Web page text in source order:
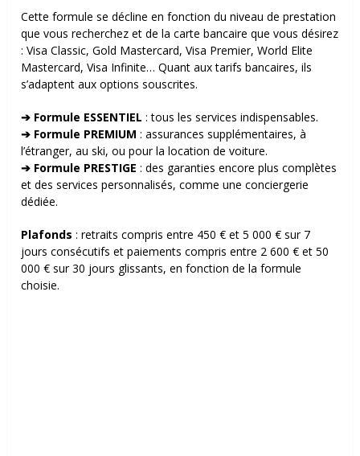
Cette formule se décline en fonction du niveau de prestation
que vous recherchez et de la carte bancaire que vous désirez
: Visa Classic, Gold Mastercard, Visa Premier, World Elite
Mastercard, Visa Infinite… Quant aux tarifs bancaires, ils
s’adaptent aux options souscrites.
➔ Formule ESSENTIEL : tous les services indispensables.
➔ Formule PREMIUM : assurances supplémentaires, à
l’étranger, au ski, ou pour la location de voiture.
➔ Formule PRESTIGE : des garanties encore plus complètes
et des services personnalisés, comme une conciergerie
dédiée.
Plafonds : retraits compris entre 450 € et 5 000 € sur 7
jours consécutifs et paiements compris entre 2 600 € et 50
000 € sur 30 jours glissants, en fonction de la formule
choisie.